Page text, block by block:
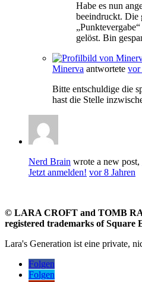
Habe es nun
beeindruckt. Die
gelöst. Bin
Minerva antwortete vor
Bitte entschuldige die
hast die Stelle
Nerd Brain wrote a new post,
Jetzt anmelden! vor 8 Jahren
© LARA CROFT and TOMB
registered trademarks of Square
Lara's Generation ist eine private,
Folgen
Folgen